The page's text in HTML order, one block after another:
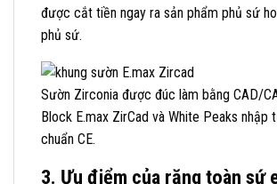
được cắt tiền ngay ra sản phẩm phủ sứ
phủ sứ.
Sườn Zirconia được đúc làm bằng CAD/
Block E.max ZirCad và White Peaks
chuẩn CE.
3. Ưu điểm của răng toàn sứ